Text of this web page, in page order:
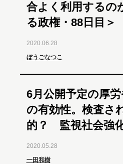
合よく利用するの
る政権・88日目＞
2020.06.28
ぼうごなつこ
6月公開予定の厚
の有効性。検査さ
的？ 監視社会強
2020.05.28
一田和樹